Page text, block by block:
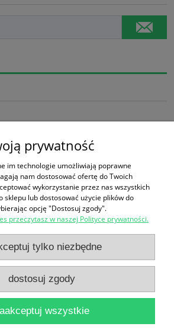
Zakupy
Pomoc
Moje konto
Informacje
prywatność
im technologie umożliwiają poprawne
nam dostosować ofertę do Twoich
wykorzystanie przez nas wszystkich
sklepu lub dostosować użycie plików do
opcję "Dostosuj zgody".
przeczytasz w naszej Polityce prywatności.
tylko niezbędne
dostosuj zgody
wszystkie